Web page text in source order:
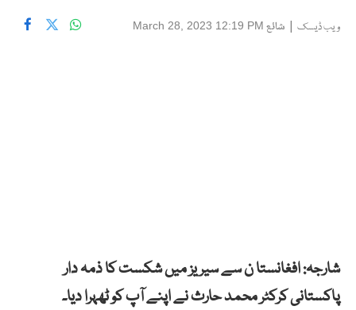
ویب ڈیسک | شائع March 28, 2023 12:19 PM
شارجہ: افغانستا ن سے سیریز میں شکست کا ذمہ دار
پاکستانی کرکٹر محمد حارث نے اپنے آپ کو ٹھہرا دیا۔